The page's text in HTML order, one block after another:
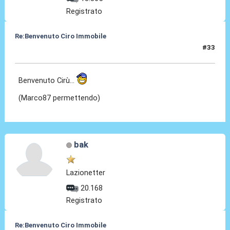
Registrato
Re:Benvenuto Ciro Immobile
#33
Benvenuto Cirù...
(Marco87 permettendo)
bak
Lazionetter
20.168
Registrato
Re:Benvenuto Ciro Immobile